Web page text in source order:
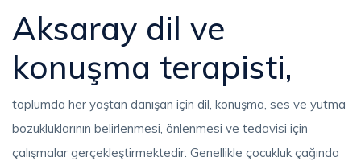
Aksaray dil ve
konuşma terapisti,
toplumda her yaştan danışan için dil, konuşma, ses ve yutma
bozukluklarının belirlenmesi, önlenmesi ve tedavisi için
çalışmalar gerçekleştirmektedir. Genellikle çocukluk çağında